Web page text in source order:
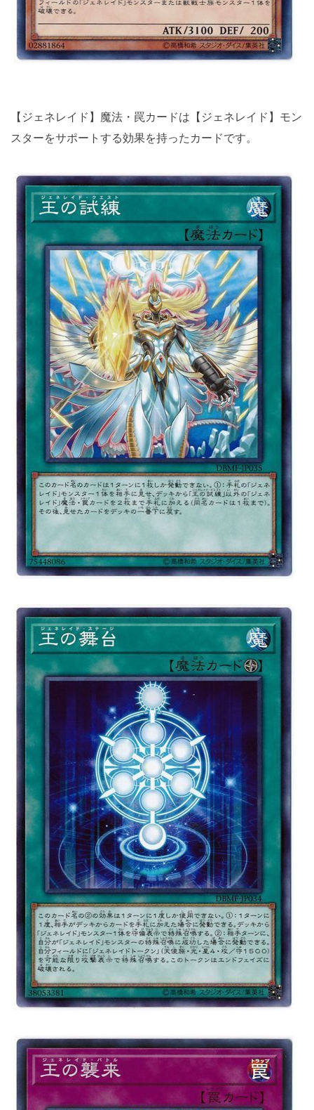
【ジェネレイド】魔法・罠カードは【ジェネレイド】モン
スターをサポートする効果を持ったカードです。